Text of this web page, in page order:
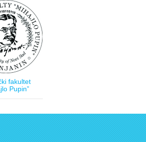
fakultet
Pupin”